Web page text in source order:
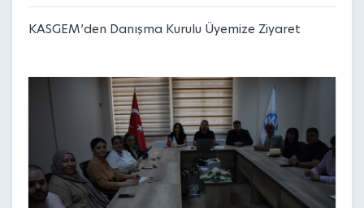
KASGEM’den Danışma Kurulu Üyemize Ziyaret